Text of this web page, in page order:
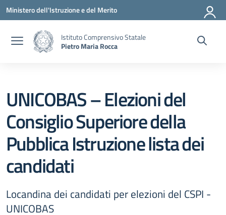
Vai ai contenuti
Vai al menu di navigazione
Vai al footer
Ministero dell'Istruzione e del Merito
Istituto Comprensivo Statale
Pietro Maria Rocca
UNICOBAS – Elezioni del
Consiglio Superiore della
Pubblica Istruzione lista dei
candidati
Locandina dei candidati per elezioni del CSPI -
UNICOBAS